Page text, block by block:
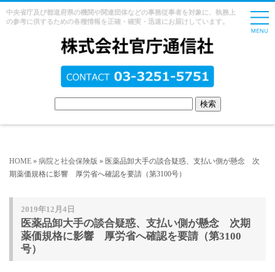
中央省庁及び都道府県の機関や関連団体などの事務従事者を対象に、執務上
の参考に供するための各種情報を正確・確実・迅速にお届けしています。
HOME » 病院と社会保険版 » 医薬品卸大手の談合疑惑、支払い側が懸念 次
期薬価規格に影響 厚労省へ確認を要請（第3100号）
2019年12月4日
医薬品卸大手の談合疑惑、支払い側が懸念 次期
薬価規格に影響 厚労省へ確認を要請（第3100
号）